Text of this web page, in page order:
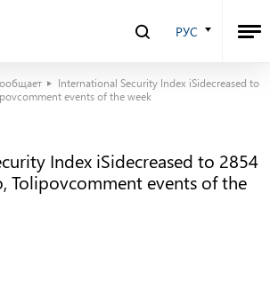
РУС
International Security Index iSidecreased to
events of the week
Index iSidecreased to 2854
Tolipovcomment events of the